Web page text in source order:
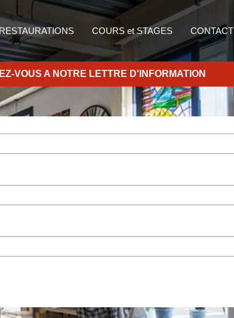
RESTAURATIONS COURS et STAGES CONTACT
VOUS A NOTRE LETTRE D'INFORMATION